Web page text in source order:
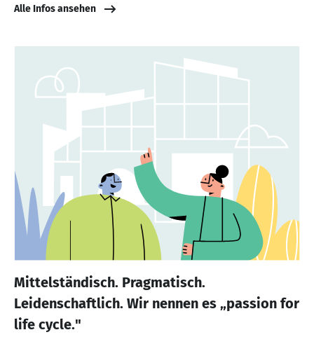
Alle Infos ansehen
Mittelständisch. Pragmatisch.
Leidenschaftlich. Wir nennen es „passion for
life cycle."